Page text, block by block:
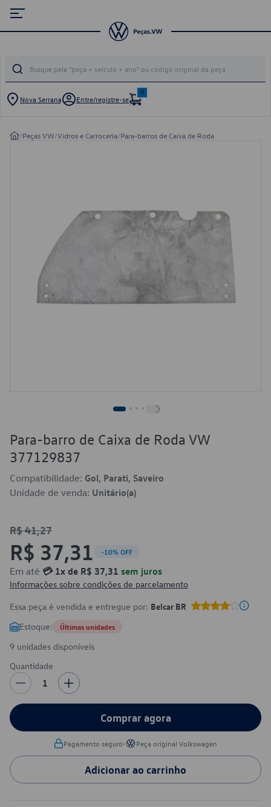
Nova Serrana Entre/registre-se
0
/Peças VW/Vidros e Carroceria/Para-barros de Caixa de Roda
Para-barro de Caixa de Roda VW
377129837
Compatibilidade: Gol, Parati, Saveiro
Unidade de venda: Unitário(a)
R$ 41,27
R$ 37,31 -10% OFF
Em até 💳 1x de R$ 37,31 sem juros
Informações sobre condições de parcelamento
Essa peça é vendida e entregue por: Belcar BR
Estoque: Últimas unidades
9 unidades disponíveis
Quantidade
1
Comprar agora
Pagamento seguro• Peça original Volkswagen
Adicionar ao carrinho